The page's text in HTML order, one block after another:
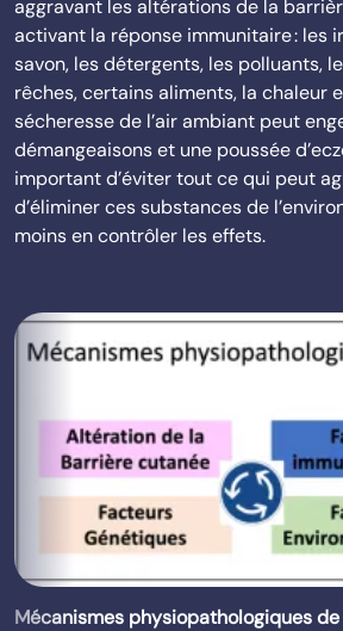
aggravant les altérations de la
activant la réponse immunitaire : les
savon, les détergents, les polluants,
rêches, certains aliments, la chaleur
sécheresse de l’air ambiant peut
démangeaisons et une poussée
important d’éviter tout ce qui peut
d’éliminer ces substances de
moins en contrôler les effets.
Mécanismes physiopathologiques